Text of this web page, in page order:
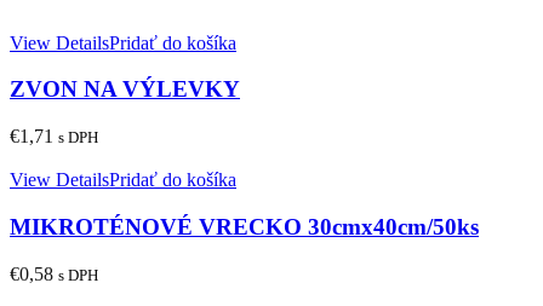
View DetailsPridať do košíka
ZVON NA VÝLEVKY
€1,71 s DPH
View DetailsPridať do košíka
MIKROTÉNOVÉ VRECKO 30cmx40cm/50ks
€0,58 s DPH